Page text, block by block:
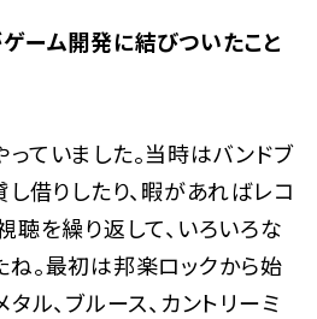
ーム開発に結びついたこと
ていました。当時はバンドブ
借りしたり、暇があればレコ
聴を繰り返して、いろいろな
。最初は邦楽ロックから始
ル、ブルース、カントリーミ